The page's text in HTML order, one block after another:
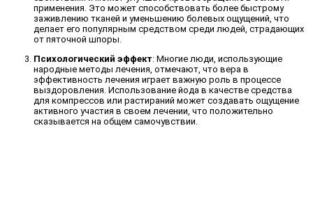
применения. Это может способствовать более быстрому
заживлению тканей и уменьшению болевых ощущений, что
делает его популярным средством среди людей, страдающих
от пяточной шпоры.
Психологический эффект: Многие люди, использующие
народные методы лечения, отмечают, что вера в
эффективность лечения играет важную роль в процессе
выздоровления. Использование йода в качестве средства
для компрессов или растираний может создавать ощущение
активного участия в своем лечении, что положительно
сказывается на общем самочувствии.